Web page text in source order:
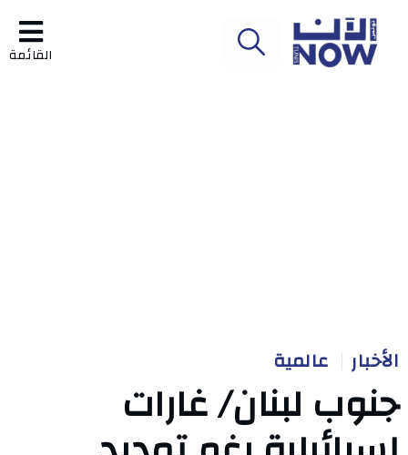
القائمة
الأخبار عالمية
جنوب لبنان/ غارات